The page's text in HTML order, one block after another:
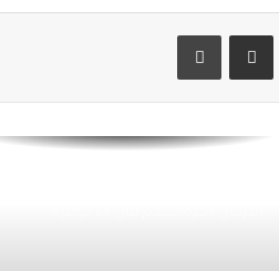
مشاركة عبر البريد طباعة
إشعال فتيل الفتنة بين جمهوري الرجاء